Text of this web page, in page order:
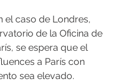
el caso de Londres,
de la Oficina de
se espera que el
a París con
sea elevado.